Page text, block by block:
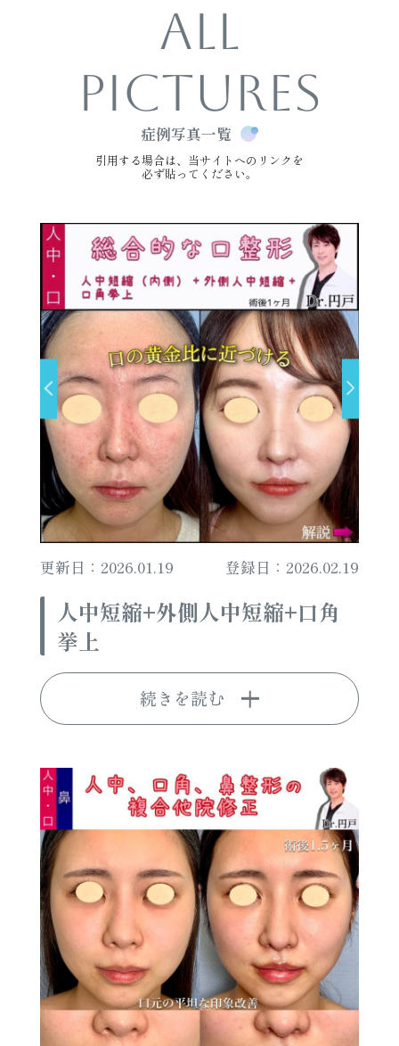
ALL
PICTURES
症例写真一覧
引用する場合は、当サイトへのリンクを
必ず貼ってください。
更新日：2026.01.19 登録日：2026.02.19
人中短縮+外側人中短縮+口角
挙上
続きを読む